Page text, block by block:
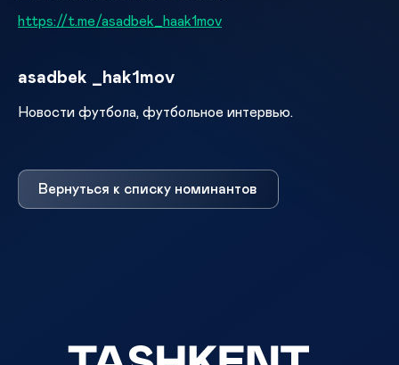
https://t.me/asadbek_haak1mov
asadbek _hak1mov
Новости футбола, футбольное интервью.
Вернуться к списку номинантов